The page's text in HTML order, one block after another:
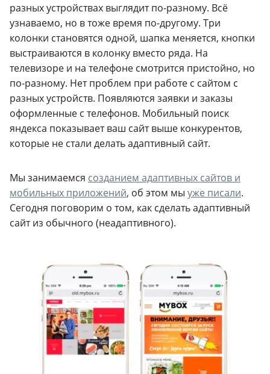
разных устройствах выглядит по-разному. Всё
узнаваемо, но в тоже время по-другому. Три
колонки становятся одной, шапка меняется, кнопки
выстраиваются в колонку вместо ряда. На
телевизоре и на телефоне смотрится пристойно, но
по-разному. Нет проблем при работе с сайтом с
разных устройств. Появляются заявки и заказы
оформленные с телефонов. Мобильный поиск
яндекса показывает ваш сайт выше конкурентов,
которые не стали делать адаптивный сайт.
Мы занимаемся созданием адаптивных сайтов и
мобильных приложений, об этом мы уже писали.
Сегодня поговорим о том, как сделать адаптивный
сайт из обычного (неадаптивного).